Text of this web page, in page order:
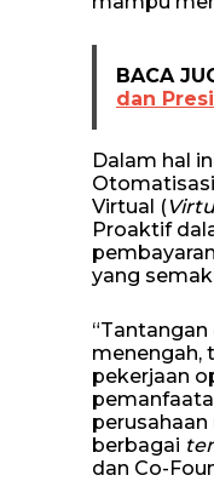
BACA
dan
Dalam hal
Virtual (
Proaktif
yang
menengah,
pekerjaan
berbagai
dan Co-